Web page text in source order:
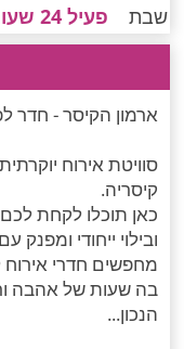
שבת
פעיל 24 שעות
ארמון הקיסר - חדר
סוויטת אירוח
קיסריה.
כאן תוכלו לקחת
ובילוי ייחודי
מחפשים חדרי אירוח
בה שעות של אהבה
הנכון...